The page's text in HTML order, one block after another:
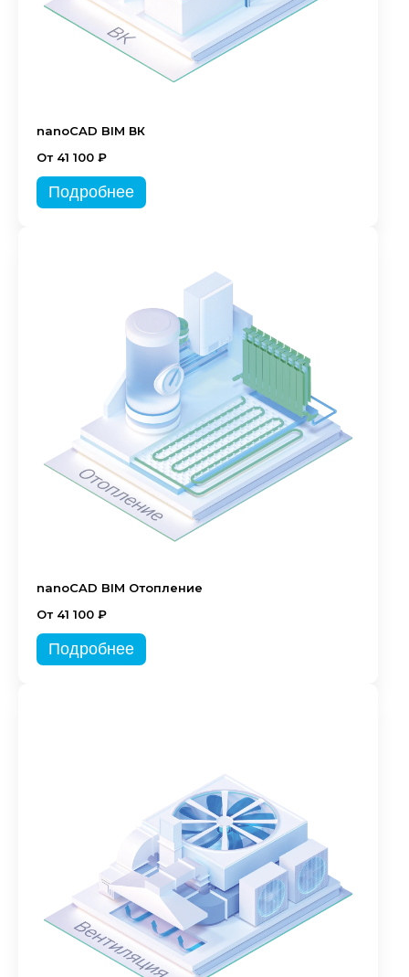
nanoCAD BIM ВК
От 41 100 ₽
Подробнее
nanoCAD BIM Отопление
От 41 100 ₽
Подробнее